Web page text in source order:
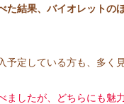
た結果、バイオレットの
予定している方も、多く
ましたが、どちらにも魅